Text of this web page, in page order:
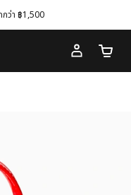
กว่า ฿1,500
จำนว